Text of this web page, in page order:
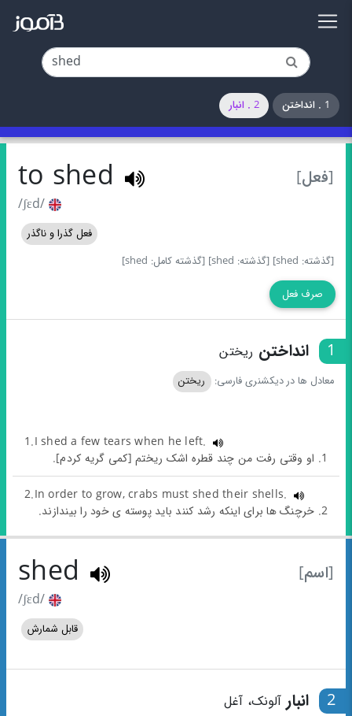
1 . انداختن 2 . انبار
[فعل] to shed
/ʃɛd/
فعل گذرا و ناگذر
[گذشته: shed]
[گذشته: shed] [گذشته کامل: shed]
صرف فعل
1 انداختن ریختن
معادل ها در دیکشنری فارسی: ریختن
1.I shed a few tears when he left.
1. او وقتی رفت من چند قطره اشک ریختم [کمی گریه کردم].
2.In order to grow, crabs must shed their shells.
2. خرچنگ ها برای اینکه رشد کنند باید پوسته ی خود را بیندازند.
[اسم] shed
/ʃɛd/
قابل شمارش
2 انبار آلونک، آغل